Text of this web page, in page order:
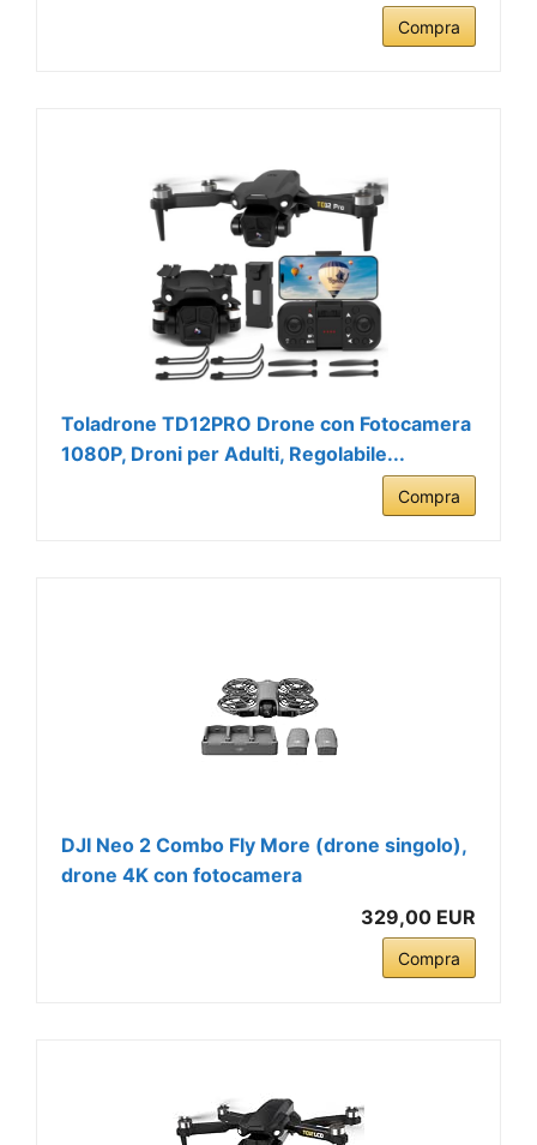
Compra
Toladrone TD12PRO Drone con Fotocamera
1080P, Droni per Adulti, Regolabile...
Compra
DJI Neo 2 Combo Fly More (drone singolo),
drone 4K con fotocamera
329,00 EUR
Compra